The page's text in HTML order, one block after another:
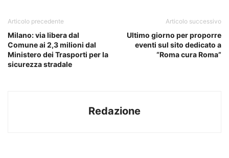
Articolo precedente
Milano: via libera dal
Comune ai 2,3 milioni dal
Ministero dei Trasporti per la
sicurezza stradale
Articolo successivo
Ultimo giorno per proporre
eventi sul sito dedicato a
“Roma cura Roma”
Redazione